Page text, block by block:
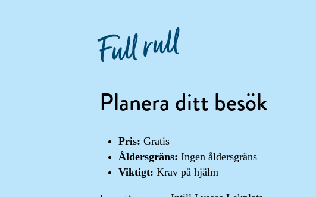
Full rull
Planera ditt besök
Pris: Gratis
Åldersgräns: Ingen åldersgräns
Viktigt: Krav på hjälm